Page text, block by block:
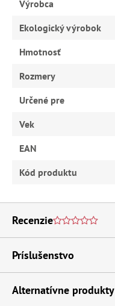
Výrobca
Ekologický výrobok
Hmotnosť
Rozmery
Určené pre
Vek
EAN
Kód produktu
Recenzie
Príslušenstvo
Alternatívne produkty